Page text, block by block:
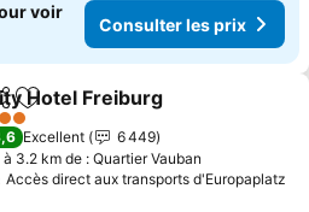
voir
Consulter les prix
Ajouter à mes favoris
Hotel Freiburg
Excellent
6 449
à 3.2 km de : Quartier Vauban
Accès direct aux transports d'Europaplatz